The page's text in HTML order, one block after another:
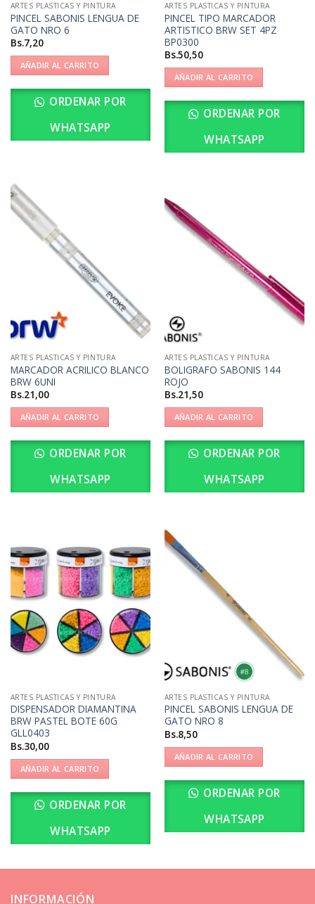
ARTES PLASTICAS Y PINTURA
PINCEL SABONIS LENGUA DE
GATO NRO 6
Bs.7,20
AÑADIR AL CARRITO
ORDENAR POR
WHATSAPP
ARTES PLASTICAS Y PINTURA
PINCEL TIPO MARCADOR
ARTISTICO BRW SET 4PZ
BP0300
Bs.50,50
AÑADIR AL CARRITO
ORDENAR POR
WHATSAPP
ARTES PLASTICAS Y PINTURA
MARCADOR ACRILICO BLANCO
BRW 6UNI
Bs.21,00
AÑADIR AL CARRITO
ORDENAR POR
WHATSAPP
ARTES PLASTICAS Y PINTURA
BOLIGRAFO SABONIS 144
ROJO
Bs.21,50
AÑADIR AL CARRITO
ORDENAR POR
WHATSAPP
ARTES PLASTICAS Y PINTURA
DISPENSADOR DIAMANTINA
BRW PASTEL BOTE 60G
GLL0403
Bs.30,00
AÑADIR AL CARRITO
ORDENAR POR
WHATSAPP
ARTES PLASTICAS Y PINTURA
PINCEL SABONIS LENGUA DE
GATO NRO 8
Bs.8,50
AÑADIR AL CARRITO
ORDENAR POR
WHATSAPP
INFORMACIÓN